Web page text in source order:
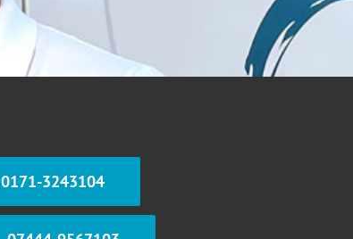
0171-3243104